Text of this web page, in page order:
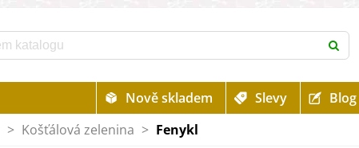
Nově skladem Slevy Blog
> Košťálová zelenina > Fenykl